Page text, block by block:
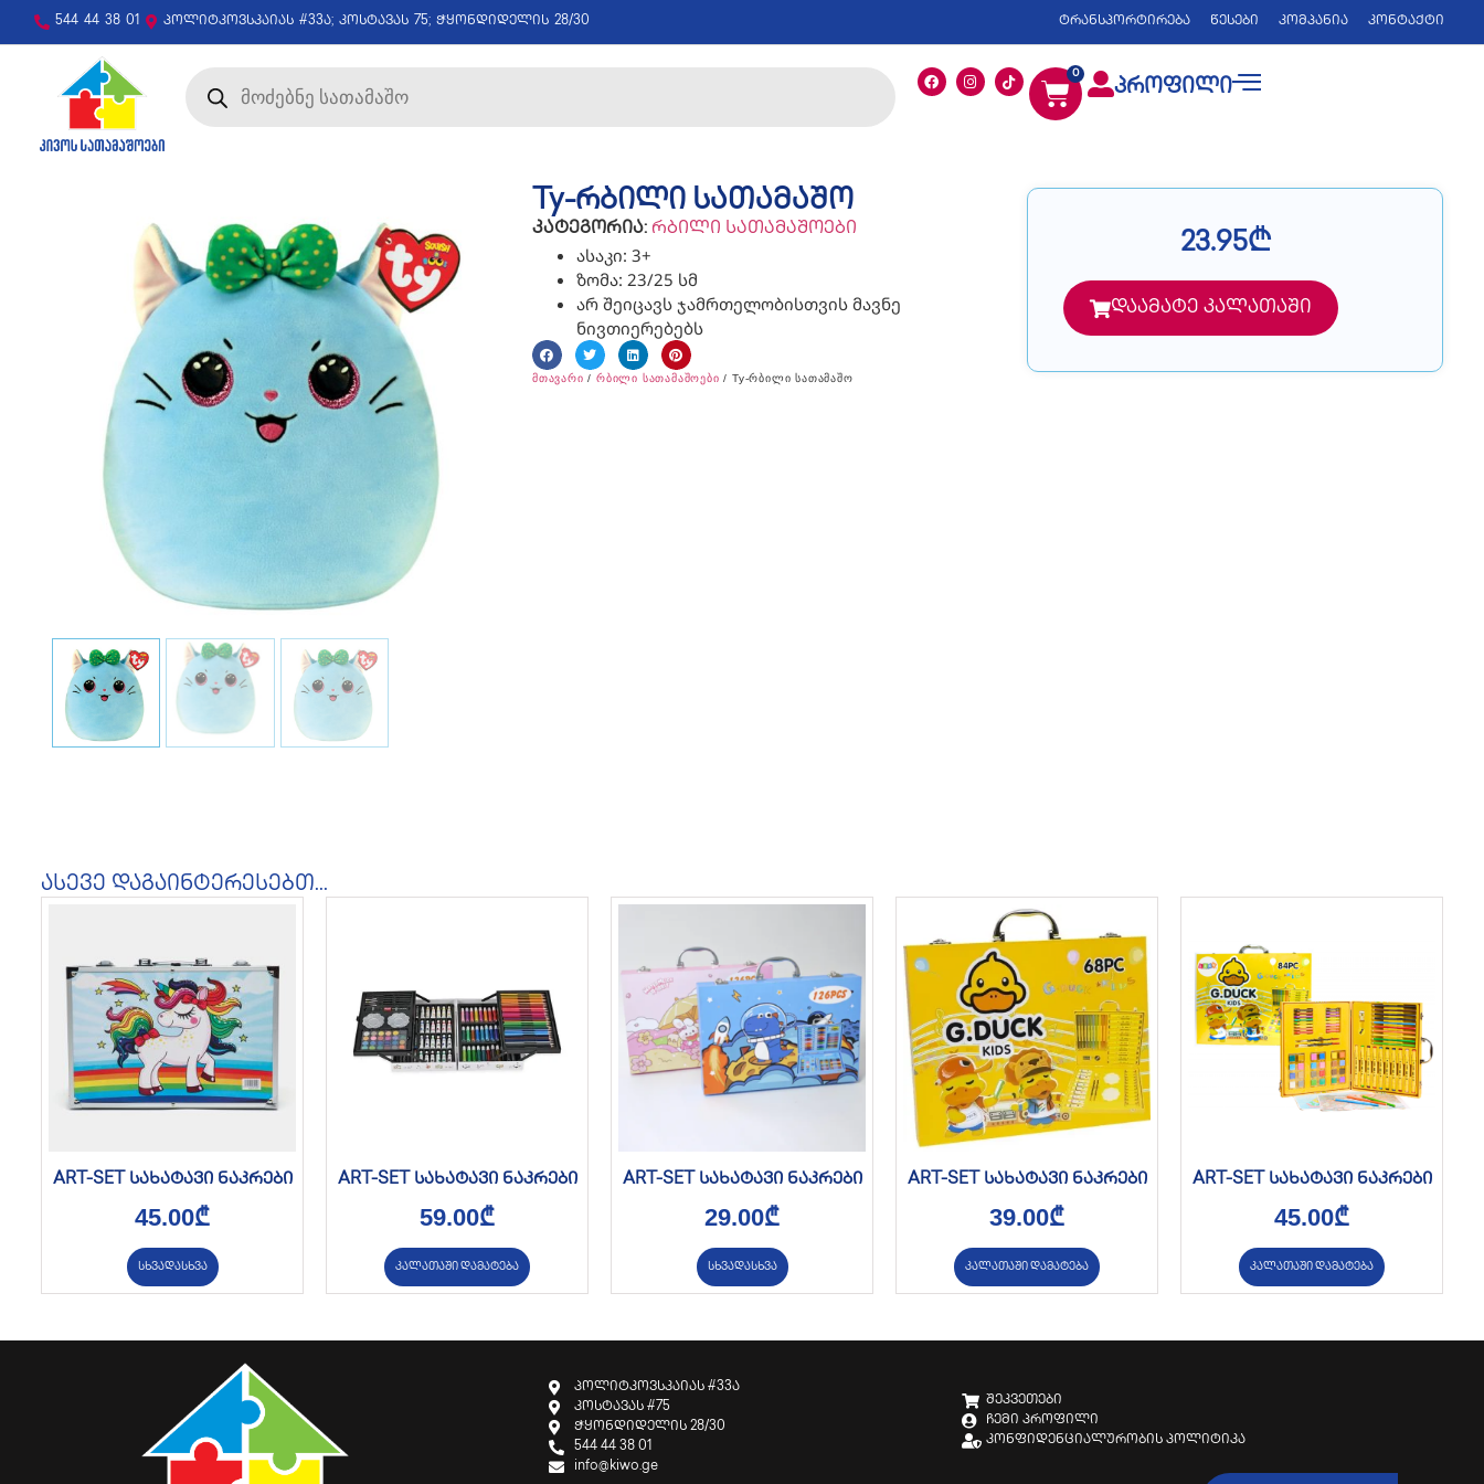
544 44 38 01 პოლიტკოვსკაიას #33ა; კოსტავას 75; ჭყონდიდელის 28/30 ტრანსპორტირება წესები კომპანია კონტაქტი
0
პროფილი
Ty-რბილი სათამაშო
კატეგორია: რბილი სათამაშოები
ასაკი: 3+
ზომა: 23/25 სმ
არ შეიცავს ჯამრთელობისთვის მავნე
ნივთიერებებს
მთავარი / რბილი სათამაშოები / Ty-რბილი სათამაშო
23.95₾
დაამატე კალათაში
ასევე დაგაინტერესებთ...
ART-SET სახატავი ნაკრები
45.00₾
სხვადასხვა
ART-SET სახატავი ნაკრები
59.00₾
კალათაში დამატება
ART-SET სახატავი ნაკრები
29.00₾
სხვადასხვა
ART-SET სახატავი ნაკრები
39.00₾
კალათაში დამატება
ART-SET სახატავი ნაკრები
45.00₾
კალათაში დამატება
პოლიტკოვსკაიას #33ა
კოსტავას #75
ჭყონდიდელის 28/30
544 44 38 01
info@kiwo.ge
შეკვეთები
ჩემი პროფილი
კონფიდენციალურობის პოლიტიკა